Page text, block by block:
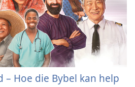
– Hoe die Bybel kan help